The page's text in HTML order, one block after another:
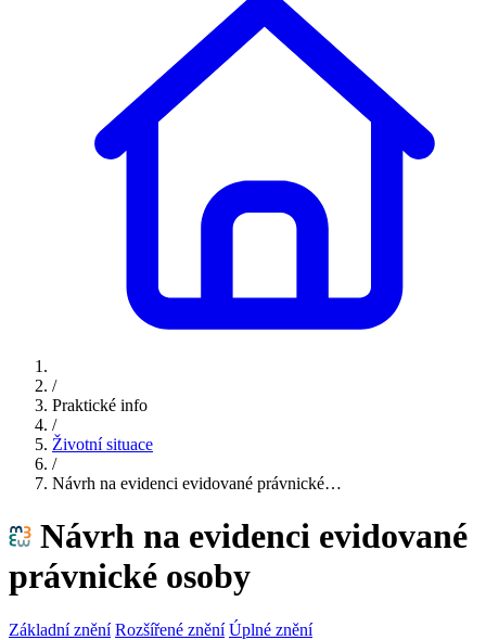
/
Praktické info
/
Životní situace
/
Návrh na evidenci evidované právnické…
Návrh na evidenci evidované
právnické osoby
Základní znění Rozšířené znění Úplné znění